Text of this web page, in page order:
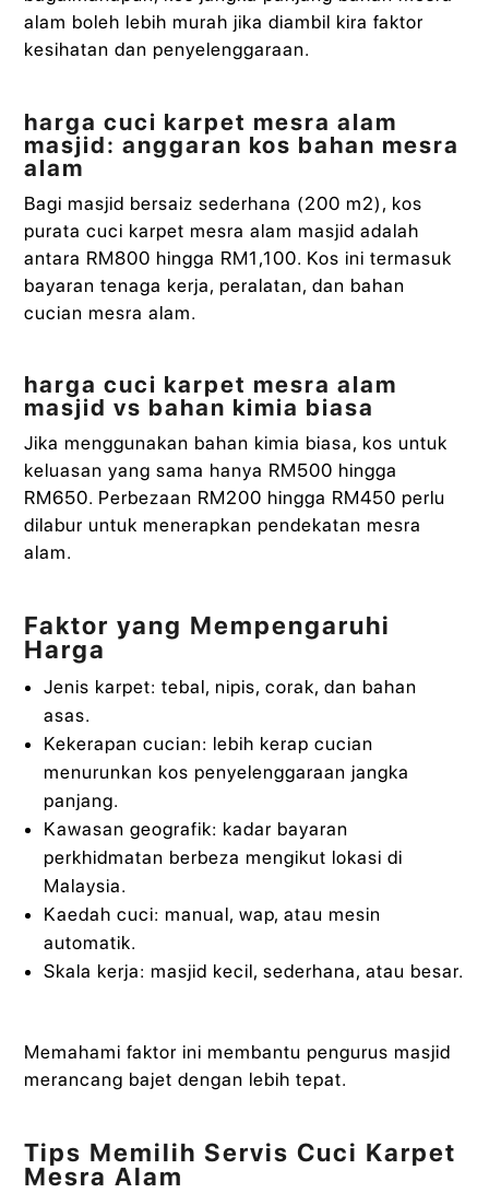
alam boleh lebih murah jika diambil kira faktor
kesihatan dan penyelenggaraan.
harga cuci karpet mesra alam
masjid: anggaran kos bahan mesra
alam
Bagi masjid bersaiz sederhana (200 m2), kos
purata cuci karpet mesra alam masjid adalah
antara RM800 hingga RM1,100. Kos ini termasuk
bayaran tenaga kerja, peralatan, dan bahan
cucian mesra alam.
harga cuci karpet mesra alam
masjid vs bahan kimia biasa
Jika menggunakan bahan kimia biasa, kos untuk
keluasan yang sama hanya RM500 hingga
RM650. Perbezaan RM200 hingga RM450 perlu
dilabur untuk menerapkan pendekatan mesra
alam.
Faktor yang Mempengaruhi
Harga
Jenis karpet: tebal, nipis, corak, dan bahan
asas.
Kekerapan cucian: lebih kerap cucian
menurunkan kos penyelenggaraan jangka
panjang.
Kawasan geografik: kadar bayaran
perkhidmatan berbeza mengikut lokasi di
Malaysia.
Kaedah cuci: manual, wap, atau mesin
automatik.
Skala kerja: masjid kecil, sederhana, atau besar.
Memahami faktor ini membantu pengurus masjid
merancang bajet dengan lebih tepat.
Tips Memilih Servis Cuci Karpet
Mesra Alam